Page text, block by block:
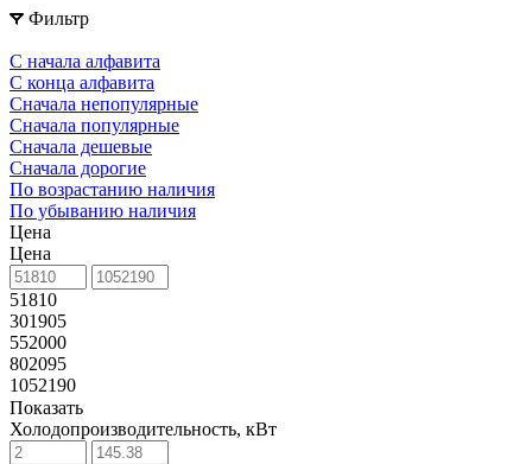
Фильтр
С начала алфавита
С конца алфавита
Сначала непопулярные
Сначала популярные
Сначала дешевые
Сначала дорогие
По возрастанию наличия
По убыванию наличия
Цена
Цена
51810
301905
552000
802095
1052190
Показать
Холодопроизводительность, кВт